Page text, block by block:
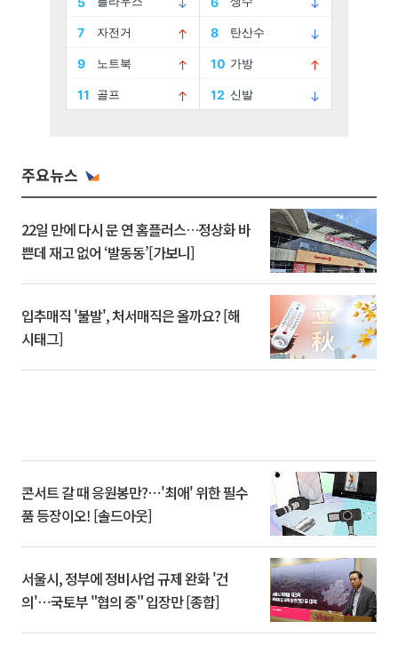
주요뉴스
22일 만에 다시 문 연 홈플러스…정상화 바
쁜데 재고 없어 ‘발동동’[가보니]
입추매직 '불발', 처서매직은 올까요? [해
시태그]
콘서트 갈 때 응원봉만?⋯'최애' 위한 필수
품 등장이오! [솔드아웃]
서울시, 정부에 정비사업 규제 완화 '건
의'⋯국토부 "협의 중" 입장만 [종합]